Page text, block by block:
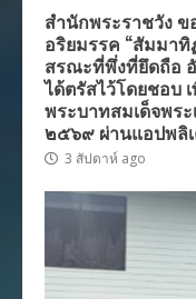
สำนักพระราชวัง
อริยมรรค “สัมมาทิ
สรณะที่พึ่งที่ยึดถือ
ได้ตรัสไว้โดยชอบ
พระบาทสมเด็จพร
๒๕๖๙ ผ่านแอปพลิ
3 สัปดาห์ ago